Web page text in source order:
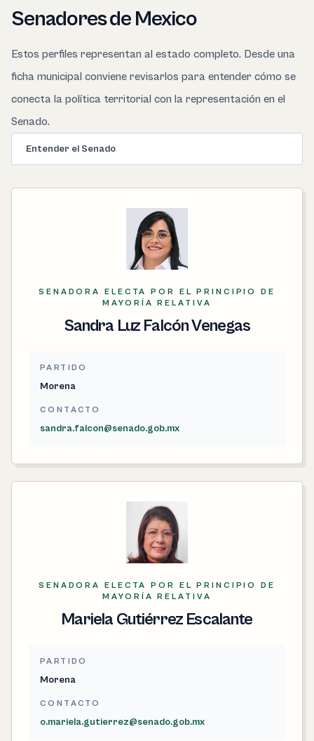
Senadores de Mexico
Estos perfiles representan al estado completo. Desde una
ficha municipal conviene revisarlos para entender cómo se
conecta la política territorial con la representación en el
Senado.
Entender el Senado
SENADORA ELECTA POR EL PRINCIPIO DE
MAYORÍA RELATIVA
Sandra Luz Falcón Venegas
PARTIDO
Morena
CONTACTO
sandra.falcon@senado.gob.mx
SENADORA ELECTA POR EL PRINCIPIO DE
MAYORÍA RELATIVA
Mariela Gutiérrez Escalante
PARTIDO
Morena
CONTACTO
o.mariela.gutierrez@senado.gob.mx